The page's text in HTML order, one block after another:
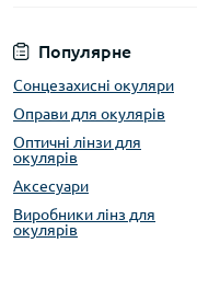
Популярне
Сонцезахисні окуляри
Оправи для окулярів
Оптичні лінзи для
окулярів
Аксесуари
Виробники лінз для
окулярів